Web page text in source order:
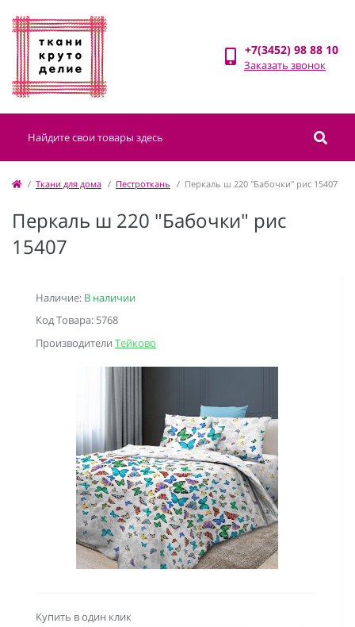
+7(3452) 98 88 10
Заказать звонок
Ткани для дома Пестроткань Перкаль ш 220 "Бабочки" рис 15407
Перкаль ш 220 "Бабочки" рис
15407
Наличие: В наличии
Код Товара: 5768
Производители Тейково
Купить в один клик